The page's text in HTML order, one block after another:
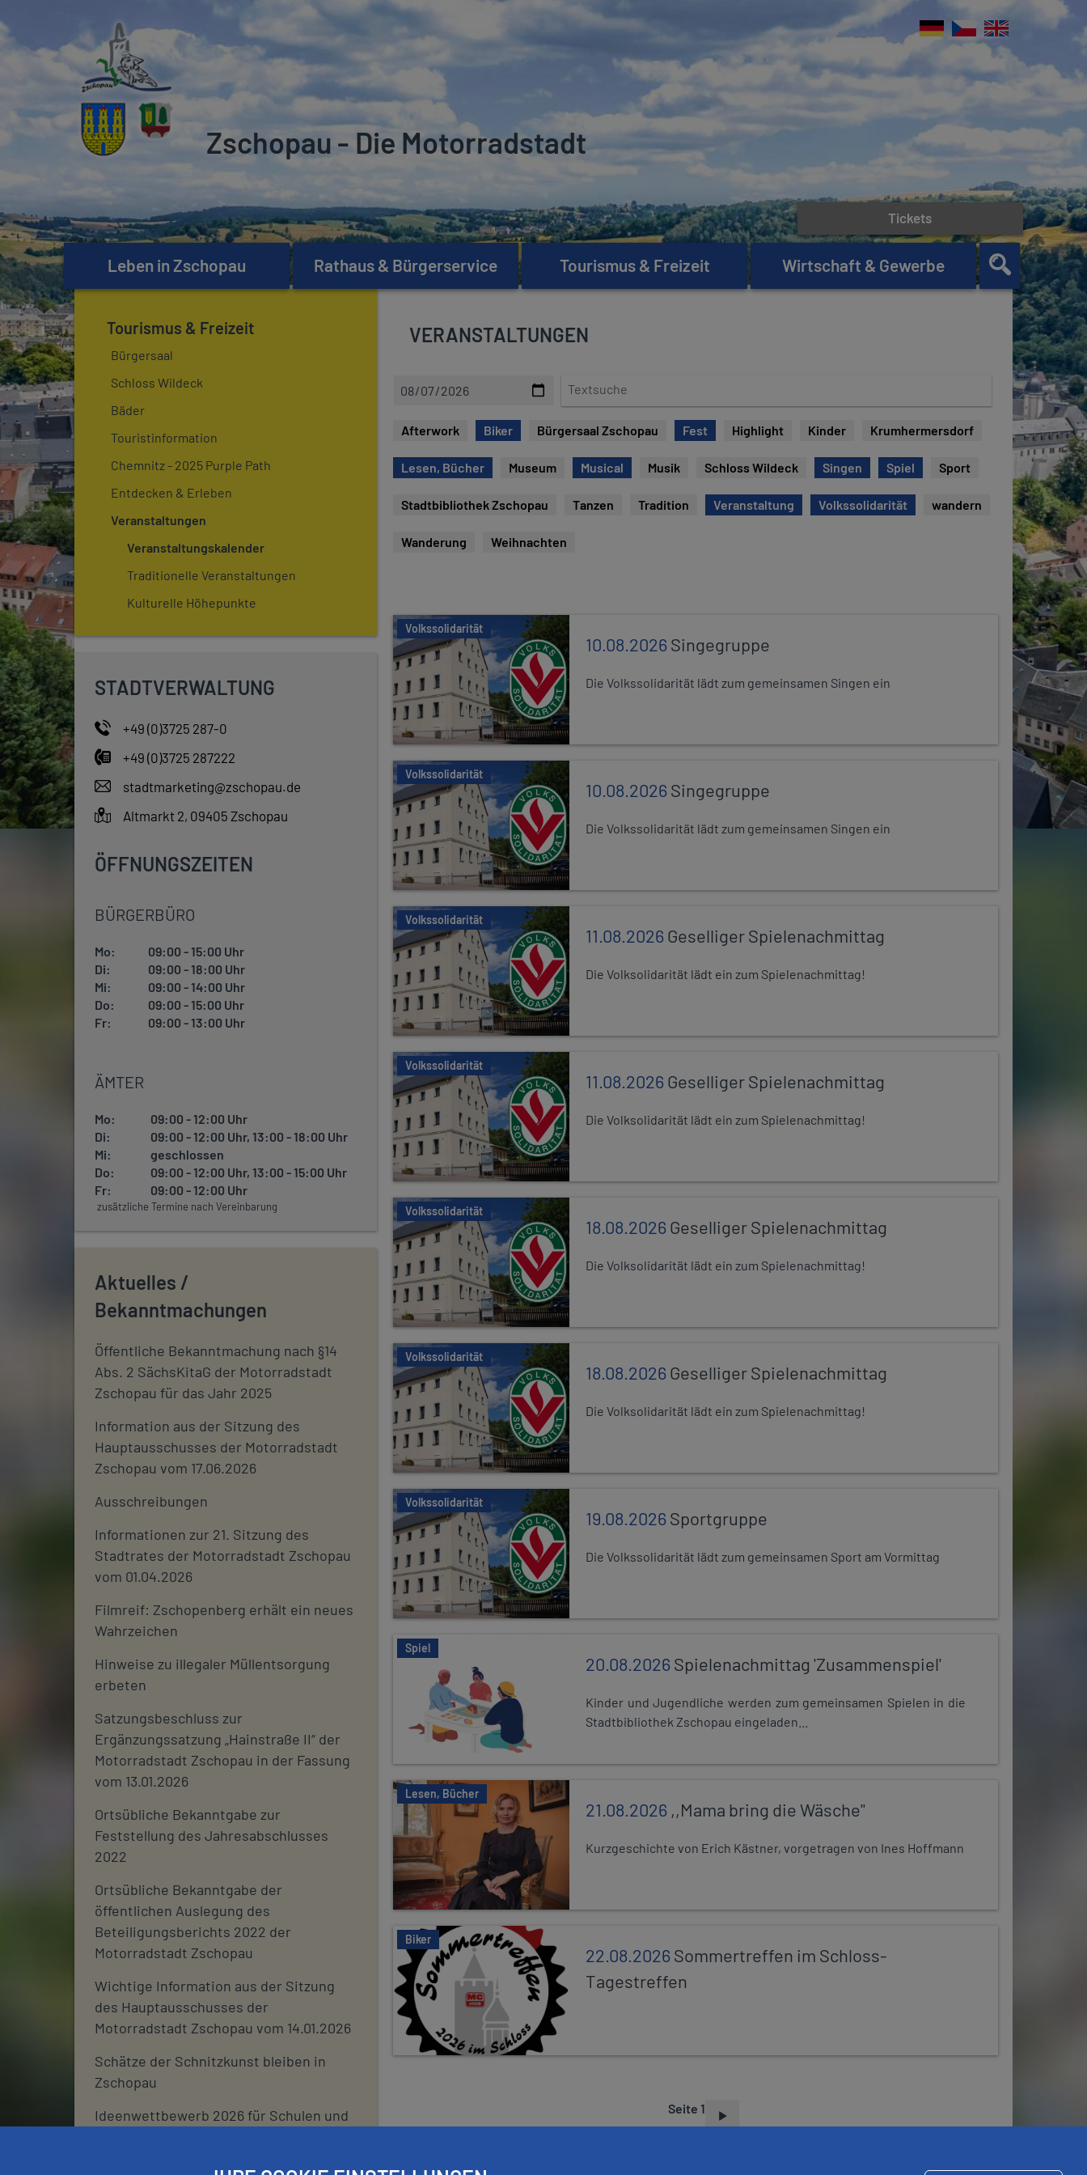
Zschopau - Die Motorradstadt
Leben in Zschopau Rathaus & Bürgerservice Tourismus & Freizeit Wirtschaft & Gewerbe
Tickets
Tourismus & Freizeit
Bürgersaal
Schloss Wildeck
Bäder
Touristinformation
Chemnitz - 2025 Purple Path
Entdecken & Erleben
Veranstaltungen
Veranstaltungskalender
Traditionelle Veranstaltungen
Kulturelle Höhepunkte
STADTVERWALTUNG
+49 (0)3725 287-0
+49 (0)3725 287222
stadtmarketing@zschopau.de
Altmarkt 2, 09405 Zschopau
ÖFFNUNGSZEITEN
BÜRGERBÜRO
Mo:
09:00 - 15:00 Uhr
Di:
09:00 - 18:00 Uhr
Mi:
09:00 - 14:00 Uhr
Do:
09:00 - 15:00 Uhr
Fr:
09:00 - 13:00 Uhr
ÄMTER
Mo:
09:00 - 12:00 Uhr
Di:
09:00 - 12:00 Uhr, 13:00 - 18:00 Uhr
Mi:
geschlossen
Do:
09:00 - 12:00 Uhr, 13:00 - 15:00 Uhr
Fr:
09:00 - 12:00 Uhr
zusätzliche Termine nach Vereinbarung
Aktuelles /
Bekanntmachungen
Öffentliche Bekanntmachung nach §14
Abs. 2 SächsKitaG der Motorradstadt
Zschopau für das Jahr 2025
Information aus der Sitzung des
Hauptausschusses der Motorradstadt
Zschopau vom 17.06.2026
Ausschreibungen
Informationen zur 21. Sitzung des
Stadtrates der Motorradstadt Zschopau
vom 01.04.2026
Filmreif: Zschopenberg erhält ein neues
Wahrzeichen
Hinweise zu illegaler Müllentsorgung
erbeten
Satzungsbeschluss zur
Ergänzungssatzung „Hainstraße II“ der
Motorradstadt Zschopau in der Fassung
vom 13.01.2026
Ortsübliche Bekanntgabe zur
Feststellung des Jahresabschlusses
2022
Ortsübliche Bekanntgabe der
öffentlichen Auslegung des
Beteiligungsberichts 2022 der
Motorradstadt Zschopau
Wichtige Information aus der Sitzung
des Hauptausschusses der
Motorradstadt Zschopau vom 14.01.2026
Schätze der Schnitzkunst bleiben in
Zschopau
Ideenwettbewerb 2026 für Schulen und
Stadtjournal 2026: Wir suchen euch
VERANSTALTUNGEN
t
Afterwork Biker Bürgersaal Zschopau Fest Highlight Kinder Krumhermersdorf
Lesen, Bücher Museum Musical Musik Schloss Wildeck Singen Spiel Sport
Stadtbibliothek Zschopau Tanzen Tradition Veranstaltung Volkssolidarität wandern
Wanderung Weihnachten
Volkssolidarität
10.08.2026Singegruppe
Die Volkssolidarität lädt zum gemeinsamen Singen ein
Volkssolidarität
10.08.2026Singegruppe
Die Volkssolidarität lädt zum gemeinsamen Singen ein
Volkssolidarität
11.08.2026Geselliger Spielenachmittag
Die Volksolidarität lädt ein zum Spielenachmittag!
Volkssolidarität
11.08.2026Geselliger Spielenachmittag
Die Volksolidarität lädt ein zum Spielenachmittag!
Volkssolidarität
18.08.2026Geselliger Spielenachmittag
Die Volksolidarität lädt ein zum Spielenachmittag!
Volkssolidarität
18.08.2026Geselliger Spielenachmittag
Die Volksolidarität lädt ein zum Spielenachmittag!
Volkssolidarität
19.08.2026Sportgruppe
Die Volkssolidarität lädt zum gemeinsamen Sport am Vormittag
Spiel
20.08.2026Spielenachmittag 'Zusammenspiel'
Kinder und Jugendliche werden zum gemeinsamen Spielen in die
Stadtbibliothek Zschopau eingeladen...
Lesen, Bücher
21.08.2026 ,,Mama bring die Wäsche"
Kurzgeschichte von Erich Kästner, vorgetragen von Ines Hoffmann
Biker
22.08.2026Sommertreffen im Schloss-
Tagestreffen
S
I
Seite 1